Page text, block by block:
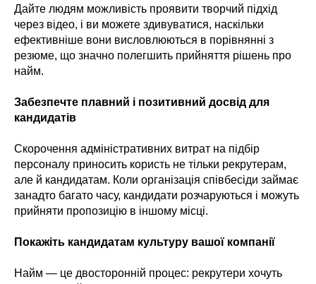
Дайте людям можливість проявити творчий підхід
через відео, і ви можете здивуватися, наскільки
ефективніше вони висловлюються в порівнянні з
резюме, що значно полегшить прийняття рішень про
найм.
Забезпечте плавний і позитивний досвід для
кандидатів
Скорочення адміністративних витрат на підбір
персоналу приносить користь не тільки рекрутерам,
але й кандидатам. Коли організація співбесіди займає
занадто багато часу, кандидати розчаруються і можуть
прийняти пропозицію в іншому місці.
Покажіть кандидатам культуру вашої компанії
Найм — це двосторонній процес: рекрутери хочуть